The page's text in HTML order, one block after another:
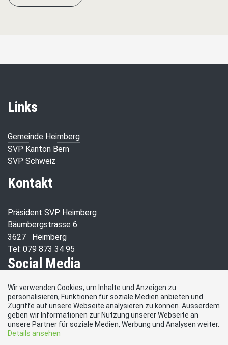
Links
Gemeinde Heimberg
SVP Kanton Bern
SVP Schweiz
Kontakt
Präsident SVP Heimberg
Bäumbergstrasse 6
3627 Heimberg
Tel: 079 873 34 95
Social Media
Besuchen Sie uns bei:
Wir verwenden Cookies, um Inhalte und Anzeigen zu
personalisieren, Funktionen für soziale Medien anbieten und
Zugriffe auf unsere Webseite analysieren zu können. Ausserdem
geben wir Informationen zur Nutzung unserer Webseite an
unsere Partner für soziale Medien, Werbung und Analysen weiter.
Details ansehen